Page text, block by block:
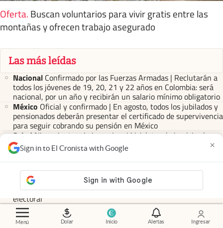
Menú Dolar Inicio Alertas Ingresar
Sign in to El Cronista with Google ×
Oferta. Buscan voluntarios para vivir gratis entre las
montañas y ofrecen trabajo asegurado
Las más leídas
Nacional Confirmado por las Fuerzas Armadas | Reclutarán a
todos los jóvenes de 19, 20, 21 y 22 años en Colombia: será
nacional, por un año y recibirán un salario mínimo obligatorio
México Oficial y confirmado | En agosto, todos los jubilados y
pensionados deberán presentar el certificado de supervivencia
para seguir cobrando su pensión en México
SaludNi caminata, ni gimnasio, ni bicicleta: el ejercicio clave
para cuidar el corazón y mejorar la circulación
Encuesta
Midieron el balotaje 2027: mínima ventaja entre
Milei y Kicillof y un dato que puede cambiar la dinámica
electoral
Mercados
Dólar hoy y dólar blue hoy: cuál es la cotización del
lunes 10 de agosto minuto a minuto